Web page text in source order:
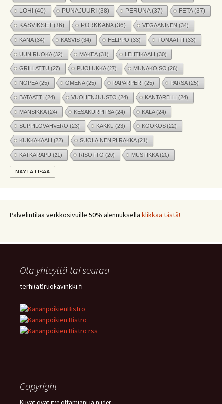
LOHI (40) PUNAJUURI (38) PERUNA(37) FETA(37)
KASVIKSET (36) PORKKANA(36) VEGAANINEN (34)
KANA(34) KASVIS (34) HELPPO (33) TOMAATTI (33)
UUNIRUOKA(32) MAKEA(31) LEHTIKAALI (30)
GRILLATTU (27) PUOLUKKA(27) MUNAKOISO (26)
NOPEA(25) OMENA(25) RAPARPERI (25) PARSA(25)
BATAATTI (24) VUOHENJUUSTO (24) KANTARELLI (24)
MANSIKKA(24) KESÄKURPITSA(24) KALA(24)
SUPPILOVAHVERO (23) KAKKU (23) KOOKOS (22)
KUKKAKAALI (22) SUOLAINEN PIIRAKKA(21)
KATKARAPU (21) RISOTTO (20) MUSTIKKA(20)
MARJAT(19)
JÄLKIRUOKA (17) PAPRIKA (17) COUSCOUS (17)
NÄYTÄ LISÄÄ
Palvelintilaa verkkosivuille 50% alennuksella klikkaa tästä!
Ota yhteyttä tai seuraa
terhi(at)ruokavinkki.fi
Copyright